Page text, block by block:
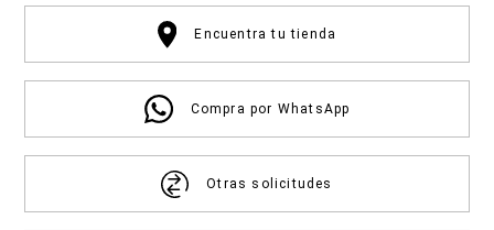
Encuentra tu tienda
Compra por WhatsApp
Otras solicitudes